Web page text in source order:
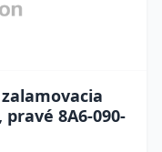
8A6-090-